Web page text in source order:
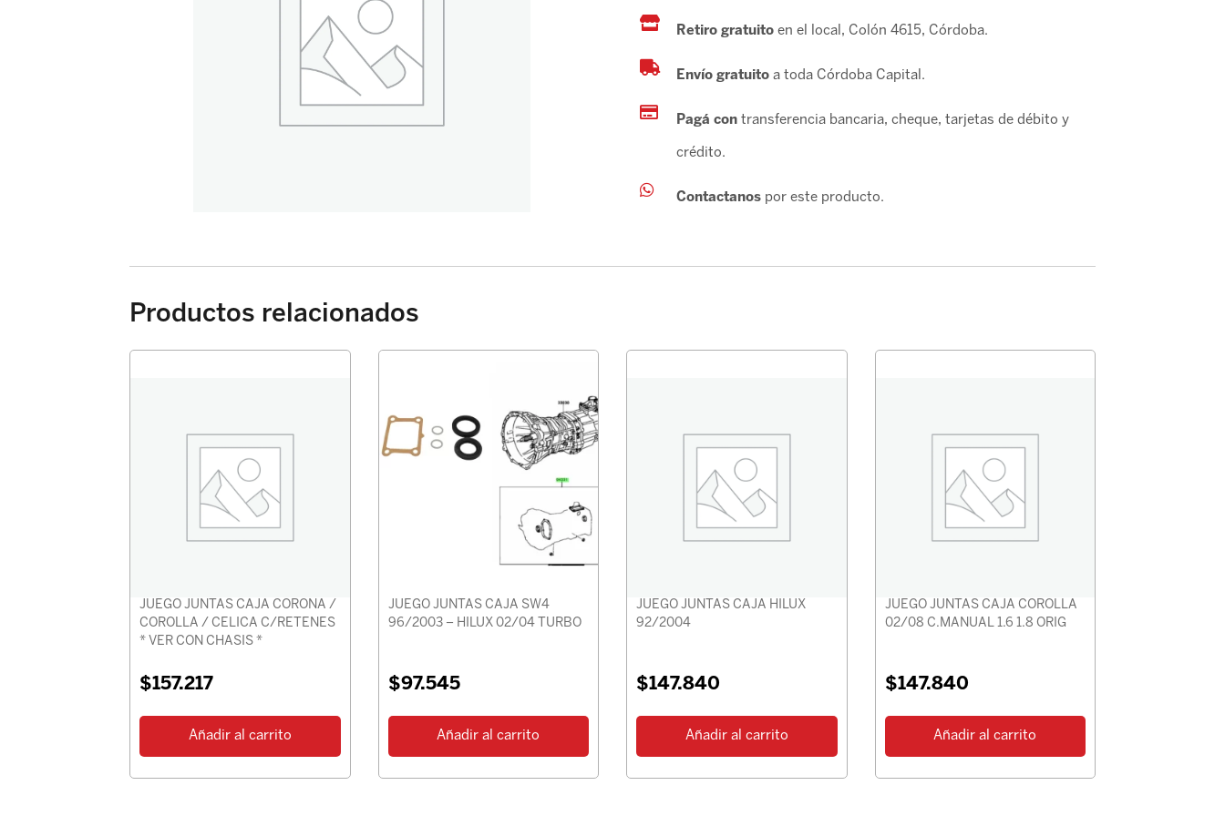
Retiro gratuito en el local, Colón 4615, Córdoba.
Envío gratuitoa toda Córdoba Capital.
Pagá contransferencia bancaria, cheque, tarjetas de débito y
crédito.
Contactanospor este producto.
Productos relacionados
JUEGO JUNTAS CAJA CORONA /
COROLLA / CELICA C/RETENES
* VER CON CHASIS *
$157.217
Añadir al carrito
JUEGO JUNTAS CAJA SW4
96/2003 – HILUX 02/04 TURBO
$97.545
Añadir al carrito
JUEGO JUNTAS CAJA HILUX
92/2004
$147.840
Añadir al carrito
JUEGO JUNTAS CAJA COROLLA
02/08 C.MANUAL 1.6 1.8 ORIG
$147.840
Añadir al carrito